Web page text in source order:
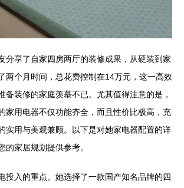
分享了自家四房两厅的装修成果，从硬装到家
两个月时间，总花费控制在14万元，这一高效
备装修的家庭羡慕不已。尤其值得注意的是，
家用电器不仅功能齐全，而且性价比极高，充
实用与美观兼顾。以下是对她家电器配置的详
的家居规划提供参考。
投入的重点。她选择了一款国产知名品牌的四